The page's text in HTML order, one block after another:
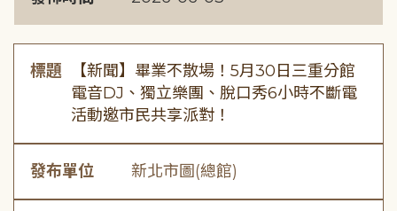
標題
【新聞】畢業不散場！5月30日三重分館
電音DJ、獨立樂團、脫口秀6小時不斷電
活動邀市民共享派對！
發布單位 新北市圖(總館)